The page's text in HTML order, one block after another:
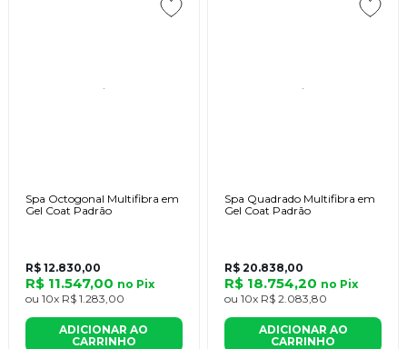
Spa Octogonal Multifibra em
Gel Coat Padrão
R$ 12.830,00
R$ 11.547,00 no Pix
ou 10x R$ 1.283,00
ADICIONAR AO
CARRINHO
Spa Quadrado Multifibra em
Gel Coat Padrão
R$ 20.838,00
R$ 18.754,20 no Pix
ou 10x R$ 2.083,80
ADICIONAR AO
CARRINHO